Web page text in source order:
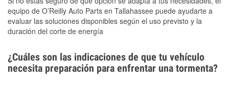
equipo de O’Reilly Auto Parts en Tallahassee puede ayudarte a
evaluar las soluciones disponibles según el uso previsto y la
duración del corte de energía
¿Cuáles son las indicaciones de que tu vehículo
necesita preparación para enfrentar una tormenta?